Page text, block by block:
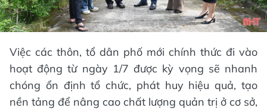
Việc các thôn, tổ dân phố mới chính thức đi vào
hoạt động từ ngày 1/7 được kỳ vọng sẽ nhanh
chóng ổn định tổ chức, phát huy hiệu quả, tạo
nền tảng để nâng cao chất lượng quản trị ở cơ sở,